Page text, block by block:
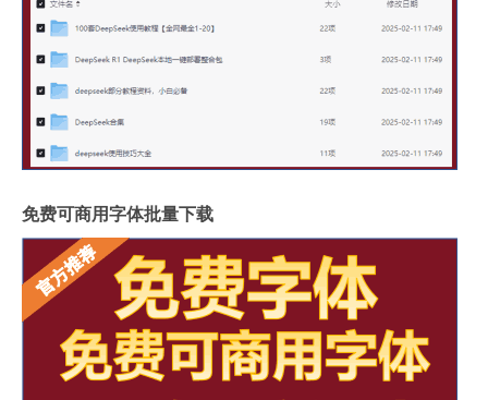
免费可商用字体批量下载